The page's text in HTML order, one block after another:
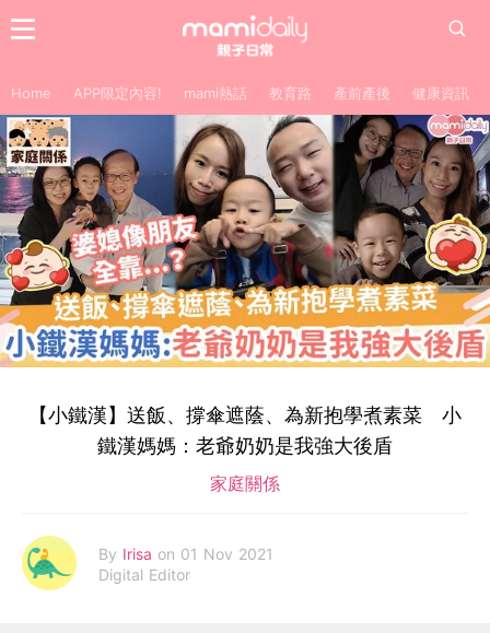
Home APP限定內容! mami熱話 教育路 產前產後 健康資訊
【小鐵漢】送飯、撐傘遮蔭、為新抱學煮素菜 小
鐵漢媽媽：老爺奶奶是我強大後盾
家庭關係
By Irisa on 01 Nov 2021
Digital Editor